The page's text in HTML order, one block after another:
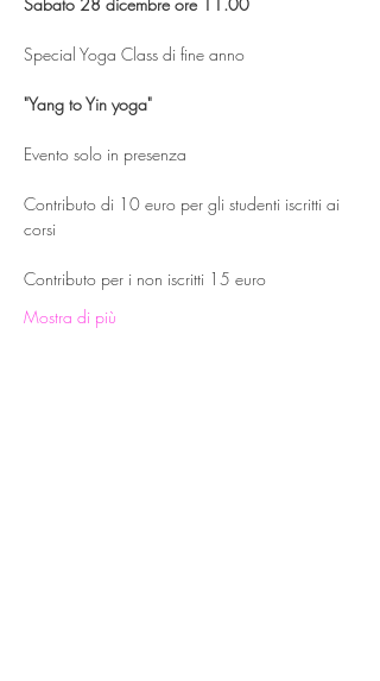
Special Yoga Class di fine anno
"Yang to Yin yoga"
Evento solo in presenza
Contributo di 10 euro per gli studenti iscritti ai
corsi
Contributo per i non iscritti 15 euro
Mostra di più